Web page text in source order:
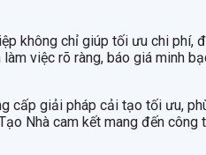
không chỉ giúp tối ưu chi phí,
việc rõ ràng, báo giá minh
cấp giải pháp cải tạo tối ưu,
Nhà cam kết mang đến công